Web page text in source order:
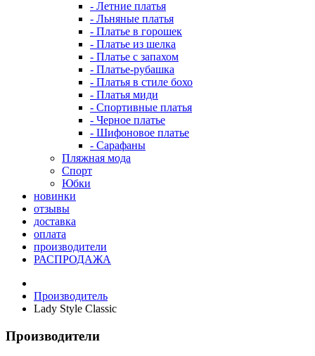
- Летние платья
- Льняные платья
- Платье в горошек
- Платье из шелка
- Платье с запахом
- Платье-рубашка
- Платья в стиле бохо
- Платья миди
- Спортивные платья
- Черное платье
- Шифоновое платье
- Сарафаны
Пляжная мода
Спорт
Юбки
новинки
отзывы
доставка
оплата
производители
РАСПРОДАЖА
Производитель
Lady Style Classic
Производители